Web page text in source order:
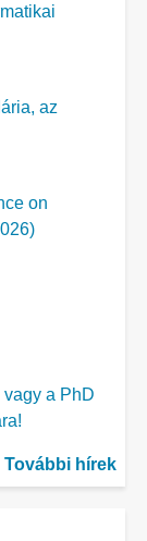
az
on
a PhD
További hírek